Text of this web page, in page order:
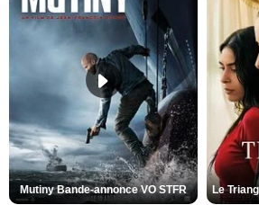
Mutiny Bande-annonce VO STFR Le